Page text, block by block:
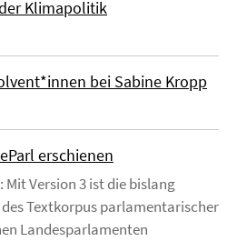
Klimapolitik
bei Sabine Kropp
erschienen
Version 3 ist die bislang
Textkorpus parlamentarischer
Landesparlamenten